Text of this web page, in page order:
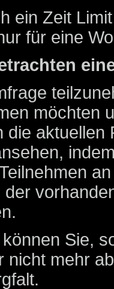
ein Zeit
für eine
möchten
die
der
Sie,
nicht mehr